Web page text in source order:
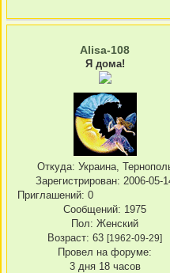
Alisa-108
Я дома!
Откуда: Украина,
Зарегистрирован: 2006-05-
Приглашений: 0
Сообщений: 1975
Пол: Женский
Возраст: 63 [1962-09-29]
Провел на форуме:
3 дня 18 часов